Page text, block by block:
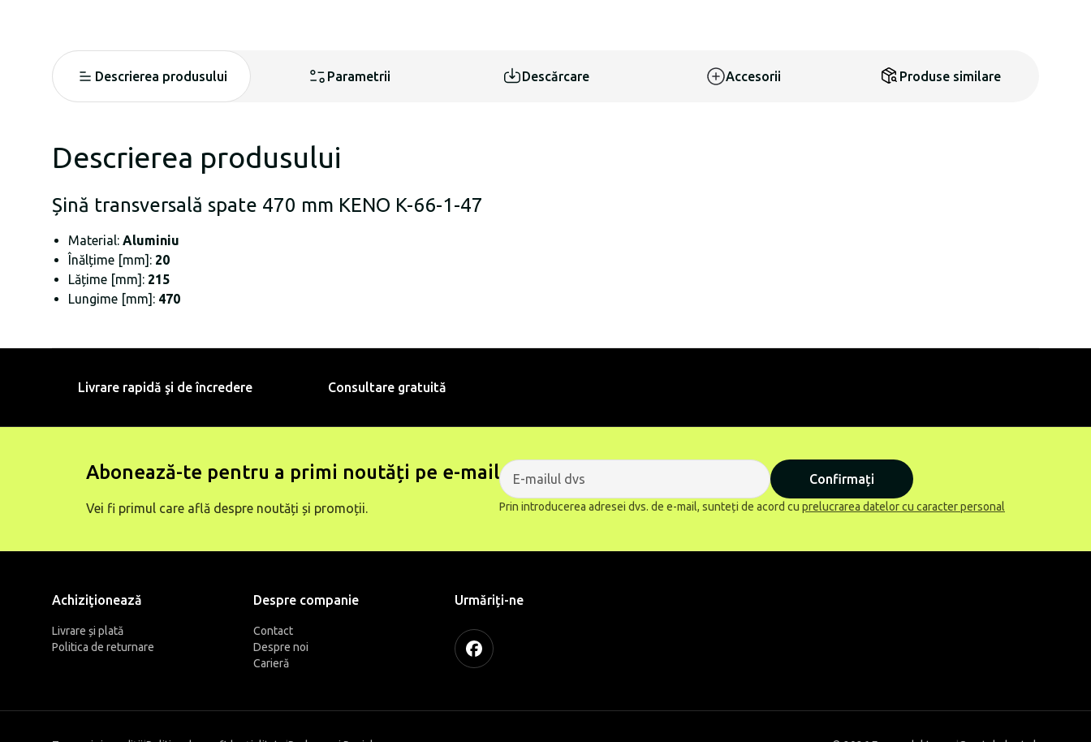
Descrierea produsului Parametrii Descărcare Accesorii Produse similare
Descrierea produsului
Șină transversală spate 470 mm KENO K-66-1-47
Material: Aluminiu
Înălțime [mm]: 20
Lățime [mm]: 215
Lungime [mm]: 470
Livrare rapidă şi de încredere Consultare gratuită
Abonează-te pentru a primi noutăți pe e-mail
Vei fi primul care află despre noutăți și promoții.
Confirmați
Prin introducerea adresei dvs. de e-mail, sunteți de acord cu prelucrarea datelor cu caracter personal
Achiziţionează
Livrare și plată
Politica de returnare
Despre companie
Contact
Despre noi
Carieră
Urmăriți-ne